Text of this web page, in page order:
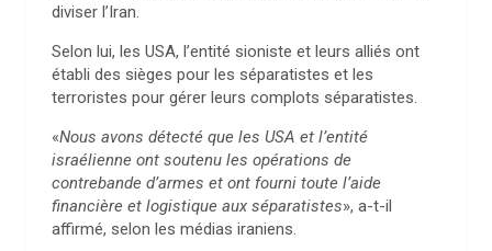
diviser l’Iran.
Selon lui, les USA, l’entité sioniste et leurs alliés ont
établi des sièges pour les séparatistes et les
terroristes pour gérer leurs complots séparatistes.
«Nous avons détecté que les USA et l’entité
israélienne ont soutenu les opérations de
contrebande d’armes et ont fourni toute l’aide
financière et logistique aux séparatistes», a-t-il
affirmé, selon les médias iraniens.